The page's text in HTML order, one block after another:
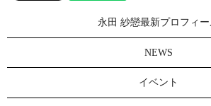
永田 紗戀最新プロフィ
NEWS
イベント